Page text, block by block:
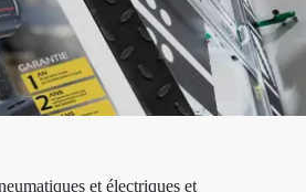
et électriques et